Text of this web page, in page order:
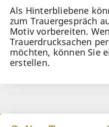
Als Hinterbliebene
zum Trauergespräch
Motiv vorbereiten.
Trauerdrucksachen
möchten, können Sie
erstellen.